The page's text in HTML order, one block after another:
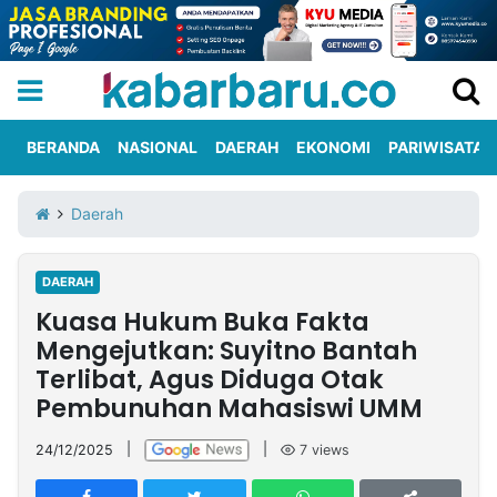
Iklan
Berita
Kami
Nasional
International
Olahraga
Entertainment
Daerah
Pariwisata
Kuliner
Kolom
Network
PT
TREETAN
BERANDA NASIONAL DAERAH EKONOMI PARIWISATA
Daerah
DAERAH
Kuasa Hukum Buka Fakta
Mengejutkan: Suyitno Bantah
Terlibat, Agus Diduga Otak
Pembunuhan Mahasiswi UMM
24/12/2025 7 views